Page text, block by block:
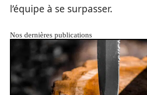
l’équipe à se surpasser.
Nos dernières publications